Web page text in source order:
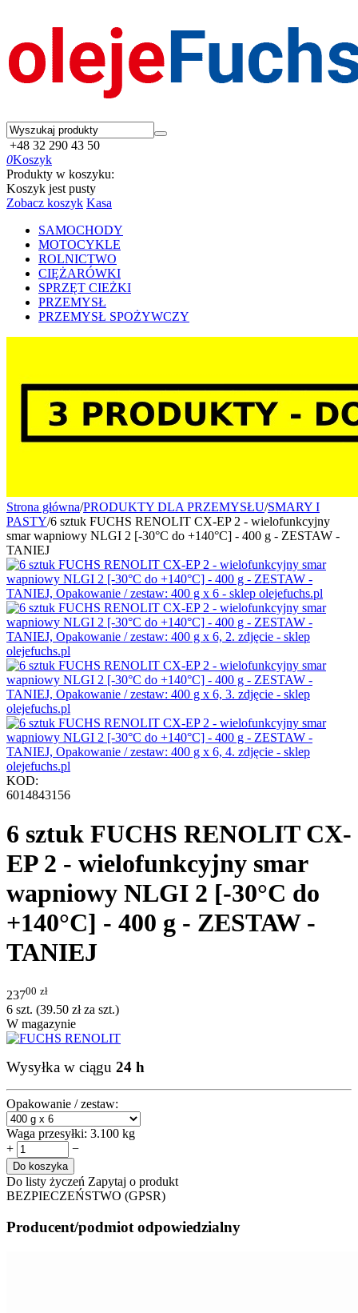
+48 32 290 43 50
0Koszyk
Produkty w koszyku:
Koszyk jest pusty
Zobacz koszyk Kasa
SAMOCHODY
MOTOCYKLE
ROLNICTWO
CIĘŻARÓWKI
SPRZĘT CIEŻKI
PRZEMYSŁ
PRZEMYSŁ SPOŻYWCZY
Strona główna/PRODUKTY DLA PRZEMYSŁU/SMARY I
PASTY/6 sztuk FUCHS RENOLIT CX-EP 2 - wielofunkcyjny
smar wapniowy NLGI 2 [-30°C do +140°C] - 400 g - ZESTAW -
TANIEJ
KOD:
6014843156
6 sztuk FUCHS RENOLIT CX-
EP 2 - wielofunkcyjny smar
wapniowy NLGI 2 [-30°C do
+140°C] - 400 g - ZESTAW -
TANIEJ
23700 zł
6 szt. (39.50 złza szt.)
W magazynie
Wysyłka w ciągu 24 h
Opakowanie / zestaw:
Waga przesyłki: 3.100 kg
+
−
Do koszyka
Do listy życzeń Zapytaj o produkt
BEZPIECZEŃSTWO (GPSR)
Producent/podmiot odpowiedzialny